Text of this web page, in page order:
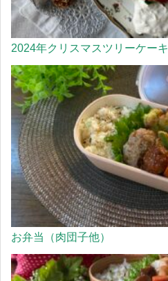
2024年クリスマスツリーケーキ
お弁当（肉団子他）